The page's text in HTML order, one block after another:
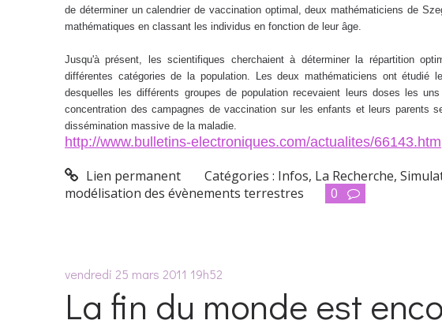
de déterminer un calendrier de vaccination optimal, deux mathématiciens de
mathématiques en classant les individus en fonction de leur âge.
Jusqu'à présent, les scientifiques cherchaient à déterminer la répartition
différentes catégories de la population. Les deux mathématiciens ont étudié
desquelles les différents groupes de population recevaient leurs doses les
concentration des campagnes de vaccination sur les enfants et leurs parents
dissémination massive de la maladie.
http://www.bulletins-electroniques.com/actualites/66143.htm
Lien permanent Catégories : Infos, La Recherche,
modélisation des évènements terrestres
0
vendredi 25 mars 2011 19h52
La fin du monde est